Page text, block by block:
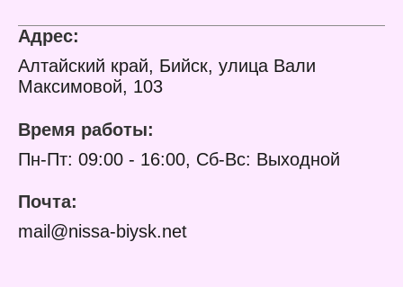
Адрес:
Алтайский край, Бийск, улица Вали
Максимовой, 103
Время работы:
Пн-Пт: 09:00 - 16:00, Сб-Вс: Выходной
Почта:
mail@nissa-biysk.net